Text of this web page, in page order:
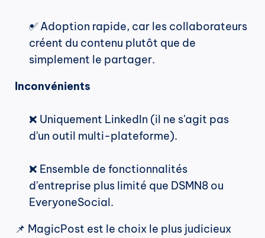
✅ Adoption rapide, car les collaborateurs
créent du contenu plutôt que de
simplement le partager.
Inconvénients
❌ Uniquement LinkedIn (il ne s'agit pas
d'un outil multi-plateforme).
❌ Ensemble de fonctionnalités
d'entreprise plus limité que DSMN8 ou
EveryoneSocial.
📌 MagicPost est le choix le plus judicieux